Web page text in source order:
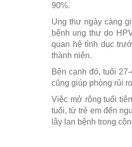
90%.
Ung thư ngày càng
bệnh ung thư do
quan hệ tình dục
thành niên.
Bên cạnh đó, tuổi
cũng giúp phòng rủi
Việc mở rộng tuổi
tuổi, từ trẻ em đến
lây lan bệnh trong